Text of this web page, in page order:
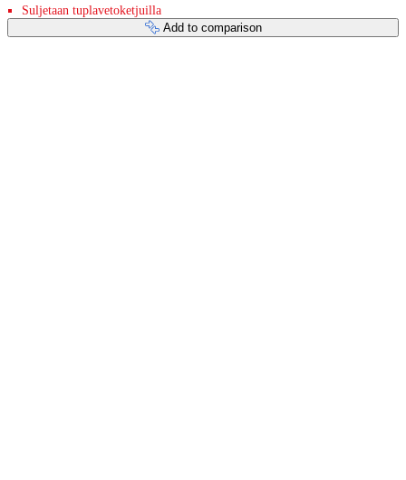
Suljetaan tuplavetoketjuilla
Add to comparison